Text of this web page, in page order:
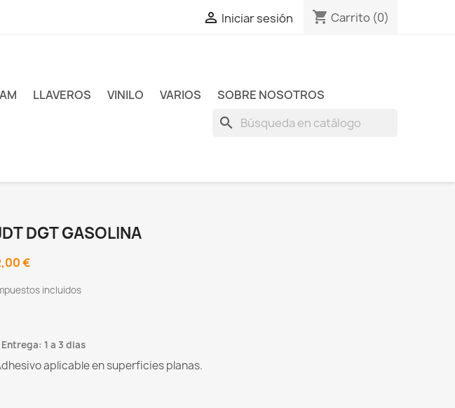
 Iniciar sesión shopping_cart Carrito (0)
LLAVEROS VINILO VARIOS SOBRE NOSOTROS
search
DGT GASOLINA
€
incluidos
Entrega: 1 a 3 dias
aplicable en superficies planas.